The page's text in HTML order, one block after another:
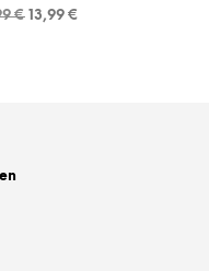
€ Ursprünglicher
13,99 €